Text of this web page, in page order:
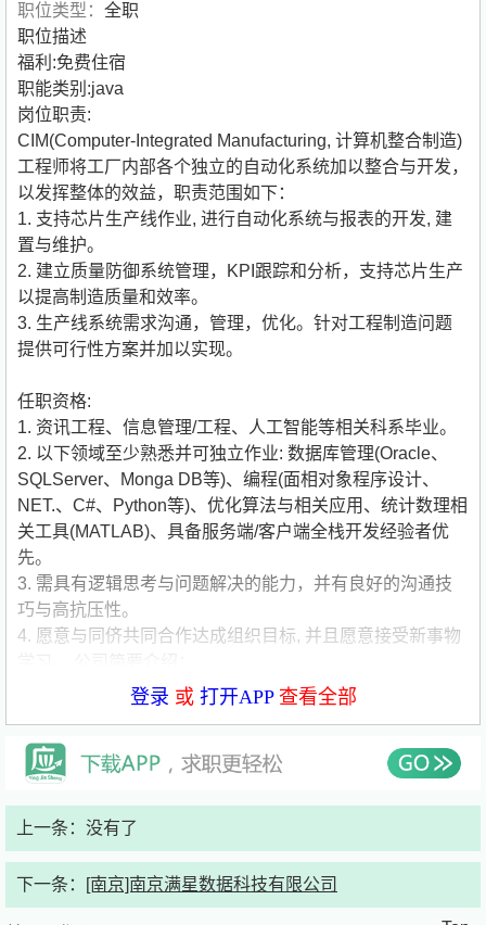
职位类型： 全职
职位描述
福利:免费住宿
职能类别:java
岗位职责:
CIM(Computer-Integrated Manufacturing, 计算机整合制造)
工程师将工厂内部各个独立的自动化系统加以整合与开发，
以发挥整体的效益，职责范围如下：
1. 支持芯片生产线作业, 进行自动化系统与报表的开发, 建
置与维护。
2. 建立质量防御系统管理，KPI跟踪和分析，支持芯片生产
以提高制造质量和效率。
3. 生产线系统需求沟通，管理，优化。针对工程制造问题
提供可行性方案并加以实现。
任职资格:
1. 资讯工程、信息管理/工程、人工智能等相关科系毕业。
2. 以下领域至少熟悉并可独立作业: 数据库管理(Oracle、
SQLServer、Monga DB等)、编程(面相对象程序设计、
NET.、C#、Python等)、优化算法与相关应用、统计数理相
关工具(MATLAB)、具备服务端/客户端全栈开发经验者优
先。
3. 需具有逻辑思考与问题解决的能力，并有良好的沟通技
巧与高抗压性。
4. 愿意与同侪共同合作达成组织目标, 并且愿意接受新事物
公司名称:台积电（南京）有限公司
公司规模:1000-5000人
公司介绍:台积电成立于1987年，是全球***专业积体电路制
立***的 16纳米芯片厂。作为全球***的晶圆代工企业的龙
者，台积电在提供先进的晶圆制程技术与***的制造效率上
登录 或 打开APP查看全部
上一条：没有了
下一条： [南京]南京满星数据科技有限公司